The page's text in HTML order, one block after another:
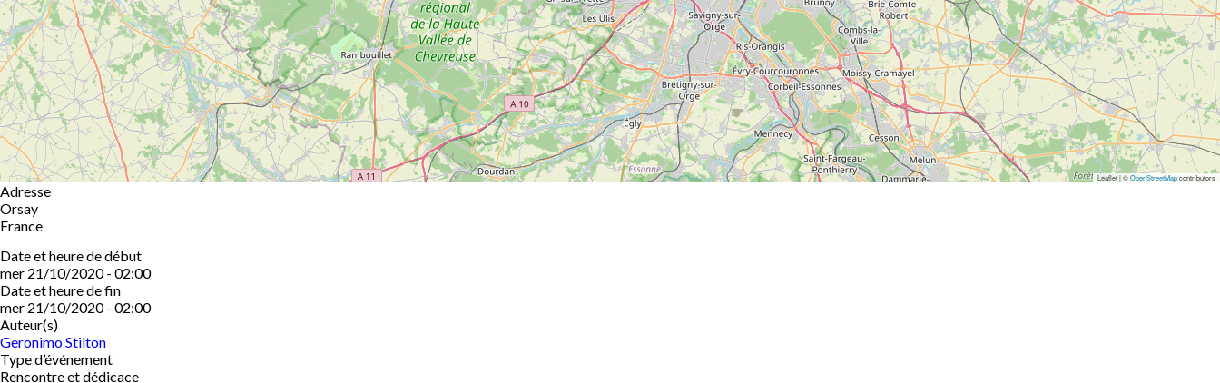
Leaflet | ©OpenStreetMapcontributors
Adresse
Orsay
France
Date et heure de début
mer 21/10/2020 - 02:00
Date et heure de fin
mer 21/10/2020 - 02:00
Auteur(s)
Geronimo Stilton
Type d’événement
Rencontre et dédicace